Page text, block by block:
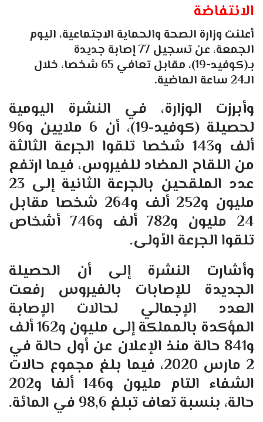
الانتفاضة
أعلنت وزارة الصحة والحماية الاجتماعية، اليوم
الجمعة، عن تسجيل 77 إصابة جديدة
بـ(كوفيد-19)، مقابل تعافي 65 شخصا، خلال
الـ24 ساعة الماضية.
وأبرزت الوزارة، في النشرة اليومية
لحصيلة (كوفيد-19)، أن 6 ملايين و96
ألف و143 شخصا تلقوا الجرعة الثالثة
من اللقاح المضاد للفيروس، فيما ارتفع
عدد الملقحين بالجرعة الثانية إلى 23
مليون و252 ألف و264 شخصا مقابل
24 مليون و782 ألف و746 أشخاص
تلقوا الجرعة الأولى.
وأشارت النشرة إلى أن الحصيلة
الجديدة للإصابات بالفيروس رفعت
العدد الإجمالي لحالات الإصابة
المؤكدة بالمملكة إلى مليون و162 ألف
و841 حالة منذ الإعلان عن أول حالة في
2 مارس 2020، فيما بلغ مجموع حالات
الشفاء التام مليون و146 ألفا و202
حالة، بنسبة تعاف تبلغ 98,6 في المائة.